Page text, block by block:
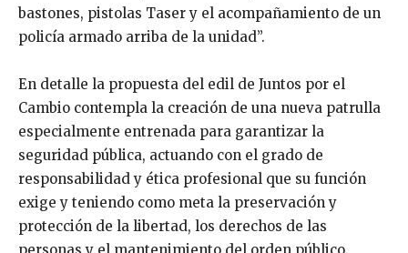
bastones, pistolas Taser y el acompañamiento de un
policía armado arriba de la unidad”.
En detalle la propuesta del edil de Juntos por el
Cambio contempla la creación de una nueva patrulla
especialmente entrenada para garantizar la
seguridad pública, actuando con el grado de
responsabilidad y ética profesional que su función
exige y teniendo como meta la preservación y
protección de la libertad, los derechos de las